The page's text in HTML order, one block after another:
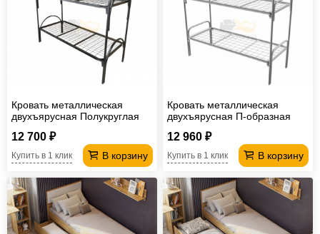
Кровать металлическая
двухъярусная Полукруглая
12 700 ₽
В корзину
Купить в 1 клик
Кровать металлическая
двухъярусная П-образная
сварная
12 960 ₽
В корзину
Купить в 1 клик